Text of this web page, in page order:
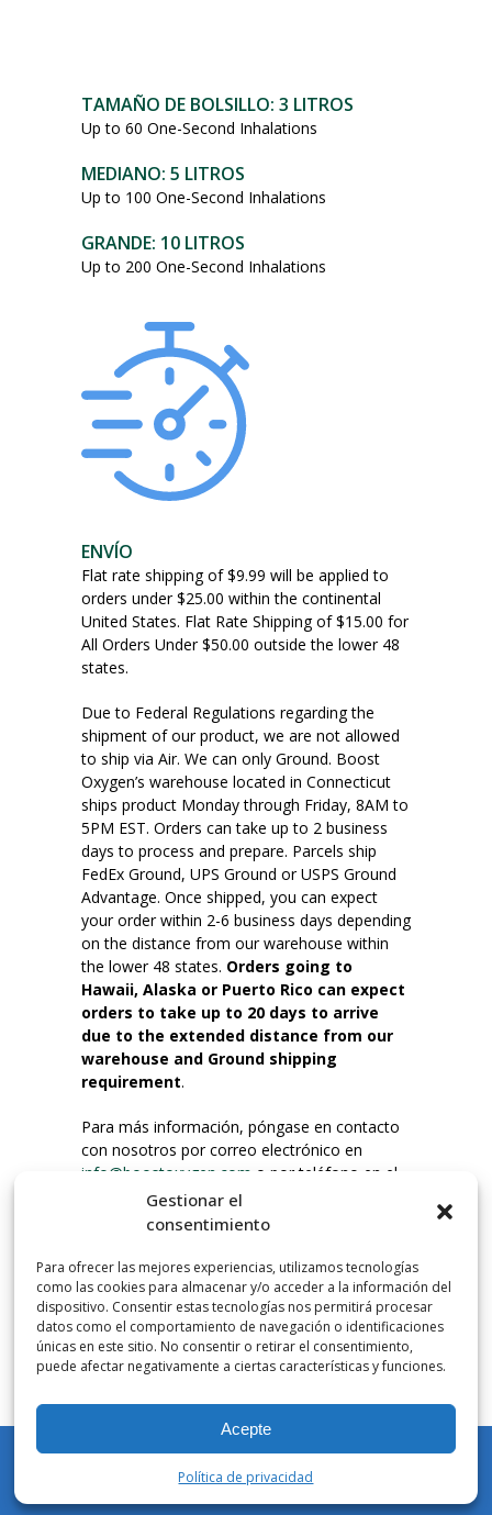
Gestionar el
consentimiento
Para ofrecer las mejores experiencias, utilizamos tecnologías
como las cookies para almacenar y/o acceder a la información del
dispositivo. Consentir estas tecnologías nos permitirá procesar
datos como el comportamiento de navegación o identificaciones
únicas en este sitio. No consentir o retirar el consentimiento,
puede afectar negativamente a ciertas características y funciones.
Acepte
Política de privacidad
TAMAÑO DE BOLSILLO: 3 LITROS
Up to 60 One-Second Inhalations
MEDIANO: 5 LITROS
Up to 100 One-Second Inhalations
GRANDE: 10 LITROS
Up to 200 One-Second Inhalations
ENVÍO
Flat rate shipping of $9.99 will be applied to
orders under $25.00 within the continental
United States. Flat Rate Shipping of $15.00 for
All Orders Under $50.00 outside the lower 48
states.
Due to Federal Regulations regarding the
shipment of our product, we are not allowed
to ship via Air. We can only Ground. Boost
Oxygen’s warehouse located in Connecticut
ships product Monday through Friday, 8AM to
5PM EST. Orders can take up to 2 business
days to process and prepare. Parcels ship
FedEx Ground, UPS Ground or USPS Ground
Advantage. Once shipped, you can expect
your order within 2-6 business days depending
on the distance from our warehouse within
the lower 48 states. Orders going to
Hawaii, Alaska or Puerto Rico can expect
orders to take up to 20 days to arrive
due to the extended distance from our
warehouse and Ground shipping
requirement.
Para más información, póngase en contacto
con nosotros por correo electrónico en
info@boostoxygen.com o por teléfono en el
203.331.8100.
INSTRUCCIONES DE USO
Colocar hasta la boca, presionar firmemente
el botón e inhalar. Coloque la mascarilla
debajo de la nariz y sobre la boca. Presione el
gatillo hacia abajo para activar el flujo. Inspire
por la boca.
NÚMERO DE INHALACIONES
Los botes de bolsillo Boost Oxygen contienen
más de 3 litros de oxígeno respirable de
Aviator. Esto equivale a aproximadamente 60